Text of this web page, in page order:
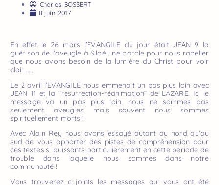
Charles BOSSERT
8 juin 2017
En effet le 26 mars l’EVANGILE du jour était JEAN 9 la
guérison de l’aveugle à Siloé une parole pour nous rapeller
que nous avons besoin de la lumière du Christ pour voir
clair …..
Le 2 avril l’EVANGILE nous emmenait un pas plus loin avec
JEAN 11 et la “resurrection-réanimation” de LAZARE. Ici le
message va un pas plus loin, nous ne sommes pas
seulement aveugles mais souvent nous sommes
spirituellement morts !
Avec Alain Rey nous avons essayé autant au nord qu’au
sud de vous apporter des pistes de compréhension pour
ces textes si puissants particulièrement en cette période de
trouble dans laquelle nous sommes dans notre
communauté !
Vous trouverez ci-joints les messages qui vous ont été